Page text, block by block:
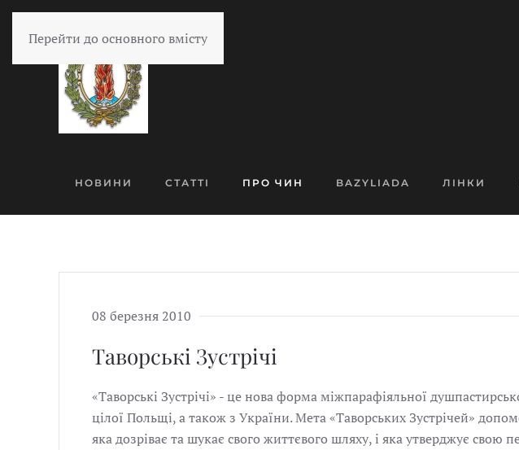
Перейти до основного вмісту
НОВИНИ СТАТТІ ПРО ЧИН BAZYLIADA ЛІНКИ
08 березня 2010
Таворські Зустрічі
«Таворські Зустрічі» - це нова форма міжпарафіяльної
цілої Польщі, а також з України. Мета «Таворських Зустрічей»
яка дозріває та шукає свого життєвого шляху, і яка утверджує свою